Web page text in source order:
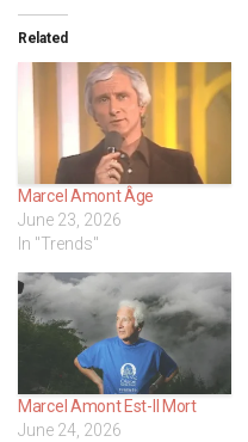
Related
Marcel Amont Âge
June 23, 2026
In "Trends"
Marcel Amont Est-Il Mort
June 24, 2026